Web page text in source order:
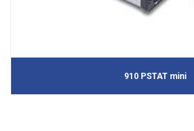
910 PSTAT mini